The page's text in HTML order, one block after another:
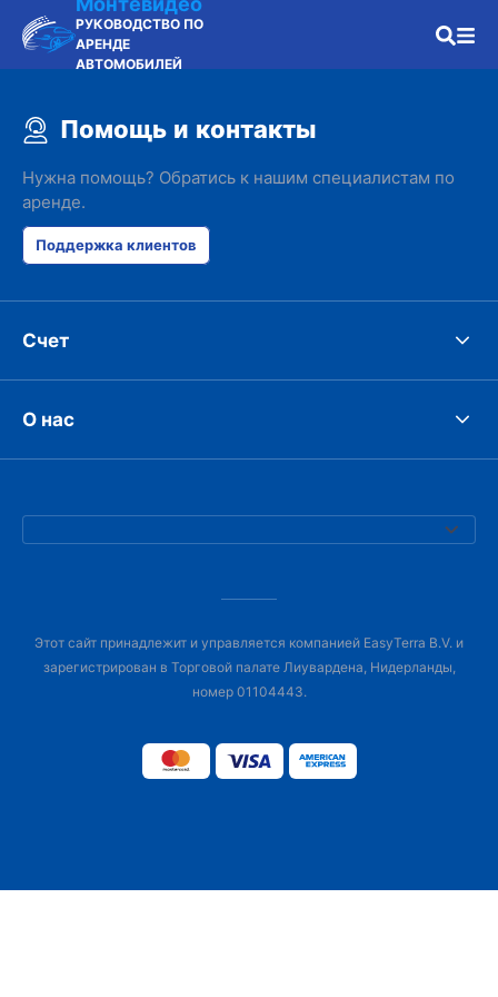
РУКОВОДСТВО ПО
АРЕНДЕ
АВТОМОБИЛЕЙ
Помощь и контакты
Нужна помощь? Обратись к нашим специалистам по
аренде.
Поддержка клиентов
Счет
О нас
Этот сайт принадлежит и управляется компанией EasyTerra B.V. и
зарегистрирован в Торговой палате Лиувардена, Нидерланды,
номер 01104443.